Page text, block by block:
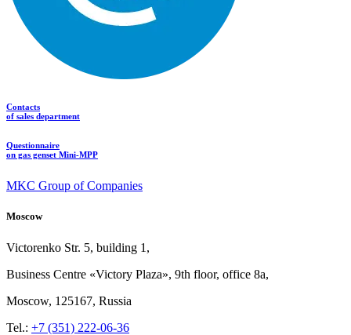
Contacts
of sales department
Questionnaire
on gas genset Mini-MPP
MKC Group of Companies
Moscow
Victorenko Str. 5, building 1,
Business Centre «Victory Plaza», 9th floor, office 8a,
Moscow, 125167, Russia
Tel.: +7 (351) 222-06-36